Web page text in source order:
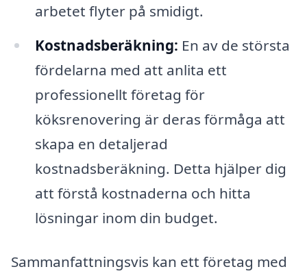
arbetet flyter på smidigt.
Kostnadsberäkning: En av de största
fördelarna med att anlita ett
professionellt företag för
köksrenovering är deras förmåga att
skapa en detaljerad
kostnadsberäkning. Detta hjälper dig
att förstå kostnaderna och hitta
lösningar inom din budget.
Sammanfattningsvis kan ett företag med